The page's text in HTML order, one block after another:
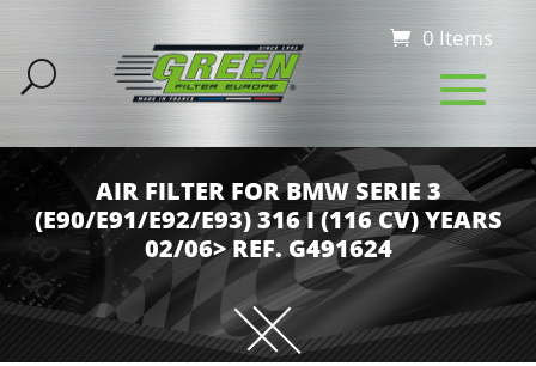
0 Items
AIR FILTER FOR BMW SERIE 3
(E90/E91/E92/E93) 316 I (116 CV) YEARS
02/06> REF. G491624